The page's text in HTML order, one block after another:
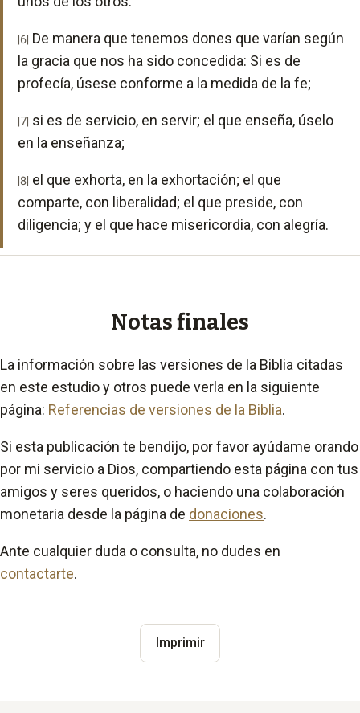
|6| De manera que tenemos dones que varían según
la gracia que nos ha sido concedida: Si es de
profecía, úsese conforme a la medida de la fe;
|7| si es de servicio, en servir; el que enseña, úselo
en la enseñanza;
|8| el que exhorta, en la exhortación; el que
comparte, con liberalidad; el que preside, con
diligencia; y el que hace misericordia, con alegría.
Notas finales
La información sobre las versiones de la Biblia citadas
en este estudio y otros puede verla en la siguiente
página: Referencias de versiones de la Biblia.
Si esta publicación te bendijo, por favor ayúdame orando
por mi servicio a Dios, compartiendo esta página con tus
amigos y seres queridos, o haciendo una colaboración
monetaria desde la página de donaciones.
Ante cualquier duda o consulta, no dudes en
contactarte.
Imprimir